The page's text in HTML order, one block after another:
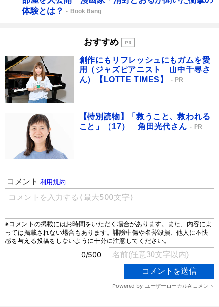
体験とは？
Book Bang
おすすめ
創作にもリフレッシュにもガムを愛
用（ジャズピアニスト 山中千尋さ
ん）【LOTTE TIMES】
PR
【特別読物】「救うこと、救われる
こと」（17） 角田光代さん
PR